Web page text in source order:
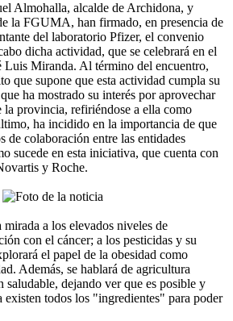
Almohalla, alcalde de Archidona, y
la FGUMA, han firmado, en presencia de
del laboratorio Pfizer, el convenio
dicha actividad, que se celebrará en el
Luis Miranda. Al término del encuentro,
que supone que esta actividad cumpla su
ha mostrado su interés por aprovechar
la provincia, refiriéndose a ella como
ha incidido en la importancia de que
de colaboración entre las entidades
sucede en esta iniciativa, que cuenta con
y Roche.
a los elevados niveles de
con el cáncer; a los pesticidas y su
el papel de la obesidad como
Además, se hablará de agricultura
saludable, dejando ver que es posible y
existen todos los "ingredientes" para poder